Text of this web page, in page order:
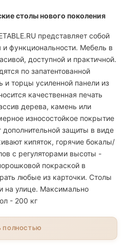
столы нового поколения
представляет собой
и функциональности. Мебель в
доступной и практичной.
по запатентованной
и торцы усиленной панели из
качественная печать
дерева, камень или
износостойкое покрытие
дополнительной защиты в виде
кипяток, горячие бокалы/
с регуляторами высоты -
покраской в
любые из карточки. Столы
на улице. Максимально
- 200 кг
ПОЛНОСТЬЮ